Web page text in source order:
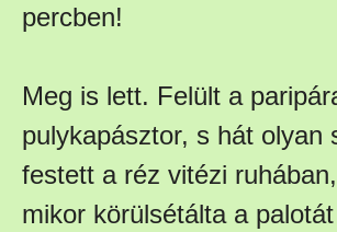
percben!
Meg is lett. Felült a
pulykapásztor, s hát olyan
festett a réz vitézi
mikor körülsétálta a